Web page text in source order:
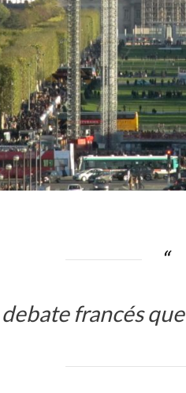
francés